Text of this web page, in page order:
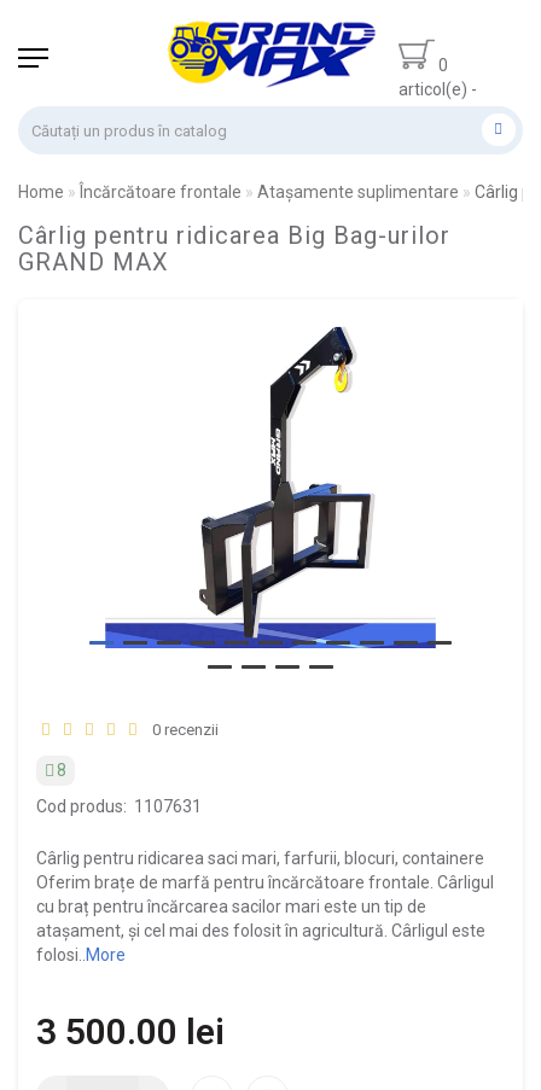
0
articol(e) -
Home Încărcătoare frontale Atașamente suplimentare Cârlig
Cârlig pentru ridicarea Big Bag-urilor
GRAND MAX
0 recenzii
8
Cod produs: 1107631
Cârlig pentru ridicarea saci mari, farfurii, blocuri, containere
Oferim brațe de marfă pentru încărcătoare frontale. Cârligul
cu braț pentru încărcarea sacilor mari este un tip de
atașament, și cel mai des folosit în agricultură. Cârligul este
folosi.. More
3 500.00 lei